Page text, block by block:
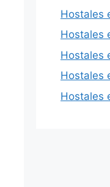
Hostales
Hostales
Hostales
Hostales
Hostales